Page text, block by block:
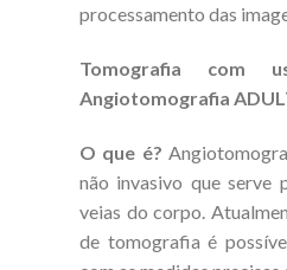
processamento das
Tomografia com
Angiotomografia
O que é?
não invasivo que serve
veias do corpo.
de tomografia é